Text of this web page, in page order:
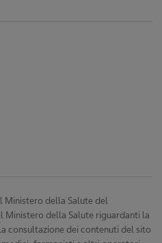
Ministero della Salute del
Ministero della Salute riguardanti la
consultazione dei contenuti del sito